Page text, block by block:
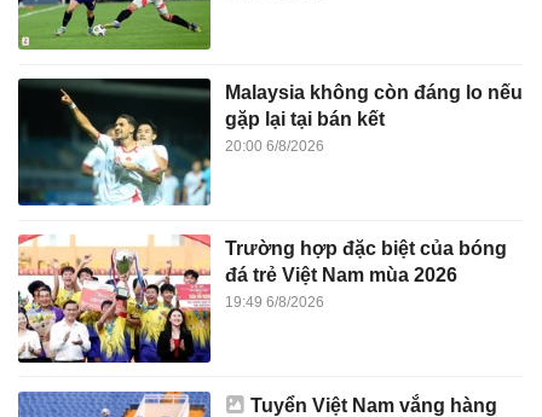
Malaysia không còn đáng lo nếu
gặp lại tại bán kết
20:00 6/8/2026
Trường hợp đặc biệt của bóng
đá trẻ Việt Nam mùa 2026
19:49 6/8/2026
Tuyển Việt Nam vắng hàng